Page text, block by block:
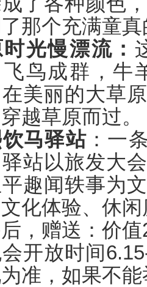
那个充满童
光慢漂流：
鸟成群，牛
美丽的大草
越草原而过
马驿站 ： 一
站以旅发大
趣闻轶事为
化体验、休
，赠送：价
会开放时间
准，如果不